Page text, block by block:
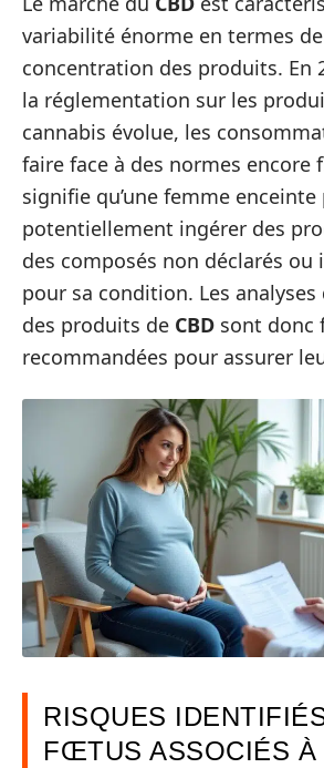
variabilité énorme en termes
concentration des produits. En
la réglementation sur les
cannabis évolue, les
faire face à des normes encore
signifie qu’une femme
potentiellement ingérer des
des composés non déclarés ou
pour sa condition. Les
des produits de CBD sont donc
recommandées pour assurer
RISQUES
FŒTUS ASSOCIÉS À